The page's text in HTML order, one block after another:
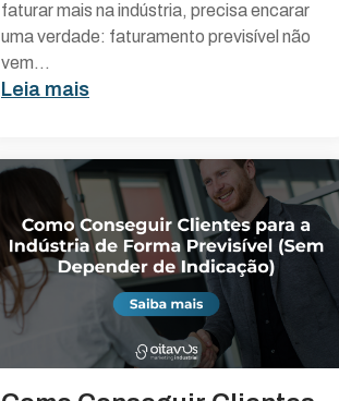
faturar mais na indústria, precisa encarar
uma verdade: faturamento previsível não
vem...
Leia mais